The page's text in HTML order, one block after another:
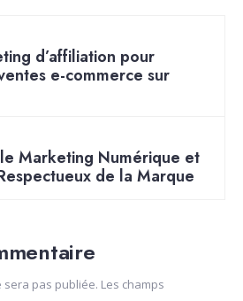
d’affiliation pour
e-commerce sur
le Marketing Numérique et
de la Marque
pas publiée. Les champs